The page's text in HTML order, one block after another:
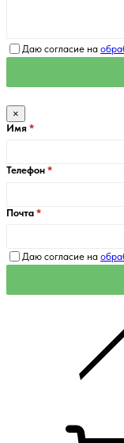
Даю согласие на
×
Имя
Телефон
Почта
Даю согласие на